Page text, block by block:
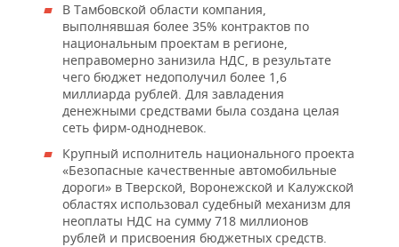
В Тамбовской области компания,
выполнявшая более 35% контрактов по
национальным проектам в регионе,
неправомерно занизила НДС, в результате
чего бюджет недополучил более 1,6
миллиарда рублей. Для завладения
денежными средствами была создана целая
сеть фирм-однодневок.
Крупный исполнитель национального проекта
«Безопасные качественные автомобильные
дороги» в Тверской, Воронежской и Калужской
областях использовал судебный механизм для
неоплаты НДС на сумму 718 миллионов
рублей и присвоения бюджетных средств.